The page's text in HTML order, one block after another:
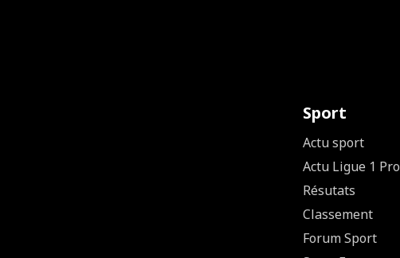
Sport
Actu sport
Actu Ligue 1 Pro
Résutats
Classement
Forum Sport